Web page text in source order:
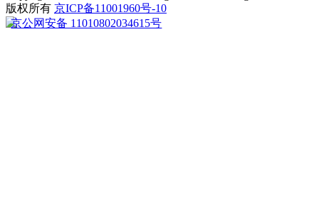
版权所有 京ICP备11001960号-10
京公网安备 11010802034615号